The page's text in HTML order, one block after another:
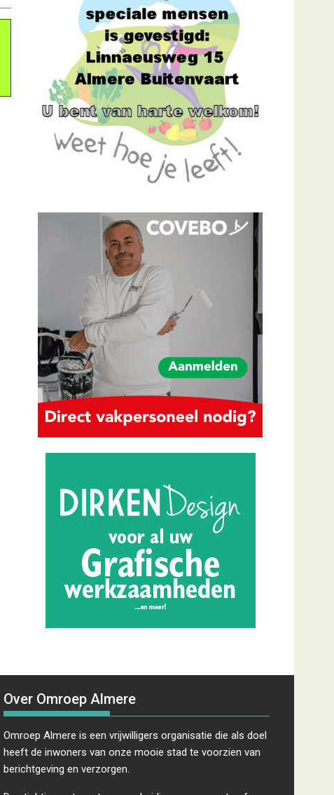
Over Omroep Almere
Omroep Almere is een vrijwilligers organisatie die als doel
heeft de inwoners van onze mooie stad te voorzien van
berichtgeving en verzorgen.